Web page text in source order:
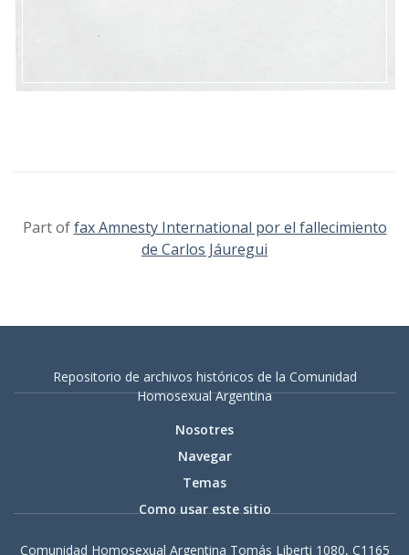
Part offax Amnesty International por el fallecimiento
de Carlos Jáuregui
Repositorio de archivos históricos de la Comunidad
Homosexual Argentina
Nosotres
Navegar
Temas
Como usar este sitio
Comunidad Homosexual Argentina Tomás Liberti 1080, C1165